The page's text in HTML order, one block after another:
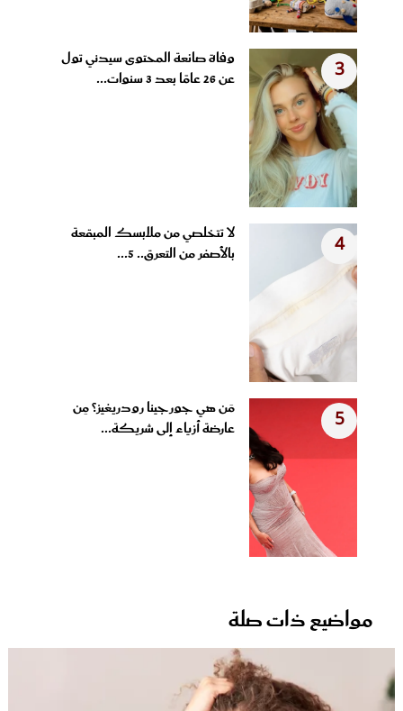
3
وفاة صانعة المحتوى سيدني تول
عن 26 عامًا بعد 3 سنوات...
4
لا تتخلصي من ملابسك المبقعة
بالأصفر من التعرق.. 5...
5
مَن هي جورجينا رودريغيز؟ مِن
عارضة أزياء إلى شريكة...
مواضيع ذات صلة